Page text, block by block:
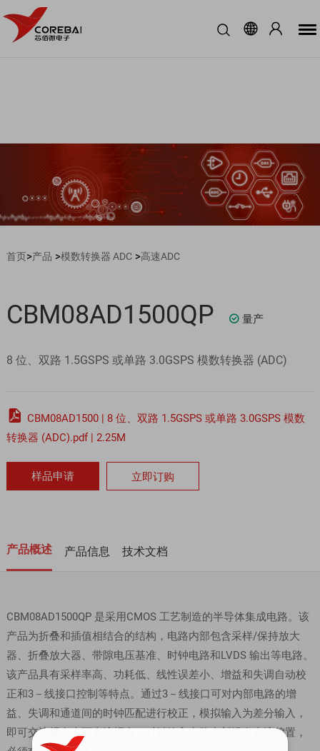
首页>产品 >模数转换器 ADC>高速ADC
CBM08AD1500QP 量产
8 位、双路 1.5GSPS 或单路 3.0GSPS 模数转换器 (ADC)
 CBM08AD1500 | 8 位、双路 1.5GSPS 或单路 3.0GSPS 模数
转换器 (ADC).pdf | 2.25M
样品申请 立即订购
产品概述 产品信息 技术文档
CBM08AD1500QP 是采用CMOS 工艺制造的半导体集成电路。该
产品为折叠和插值相结合的结构，电路内部包含采样/保持放大
器、折叠放大器、带隙电压基准、时钟电路和LVDS 输出等电路。
该产品具有采样率高、功耗低、线性误差小、增益和失调自动校
正和3－线接口控制等特点。通过3－线接口可对内部电路的增
益、失调和通道间的时钟匹配进行校正，模拟输入为差分输入，
即可交流耦合也可直流耦合；时钟输入电路内部设有直流偏置，